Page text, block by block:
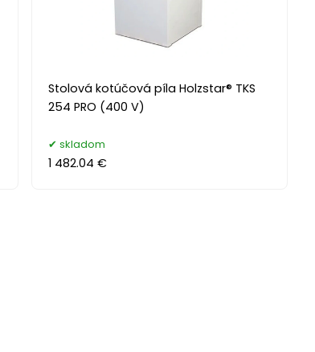
Stolová kotúčová píla Holzstar® TKS
254 PRO (400 V)
skladom
1 482.04 €